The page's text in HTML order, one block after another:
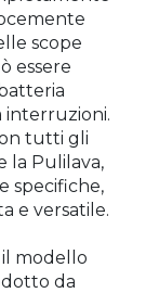
scope
essere
interruzioni.
tutti gli
la Pulilava,
specifiche,
e versatile.
il modello
da